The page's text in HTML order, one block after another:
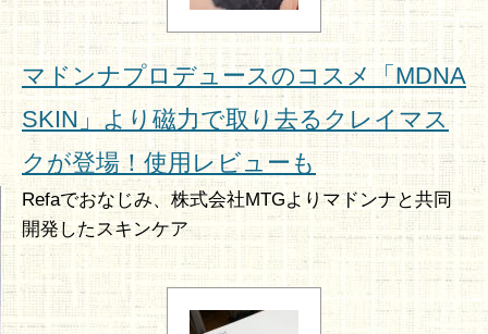
マドンナプロデュースのコスメ「MDNA
SKIN」より磁力で取り去るクレイマス
クが登場！使用レビューも
Refaでおなじみ、株式会社MTGよりマドンナと共同
開発したスキンケア